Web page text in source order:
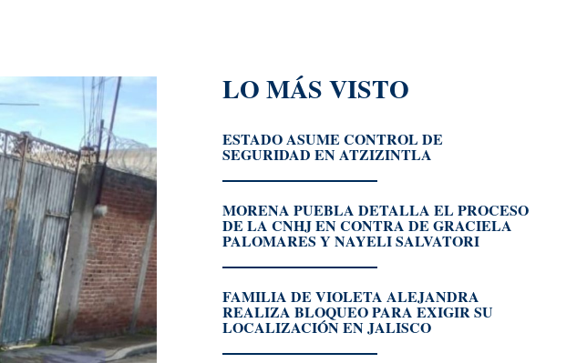
LO MÁS VISTO
ESTADO ASUME CONTROL DE
SEGURIDAD EN ATZIZINTLA
MORENA PUEBLA DETALLA EL PROCESO
DE LA CNHJ EN CONTRA DE GRACIELA
PALOMARES Y NAYELI SALVATORI
FAMILIA DE VIOLETA ALEJANDRA
REALIZA BLOQUEO PARA EXIGIR SU
LOCALIZACIÓN EN JALISCO